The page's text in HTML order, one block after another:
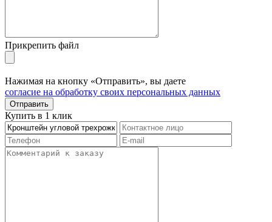
Прикрепить файл
Нажимая на кнопку «Отправить», вы даете
согласие на обработку своих персональных данных
Отправить
Купить в 1 клик